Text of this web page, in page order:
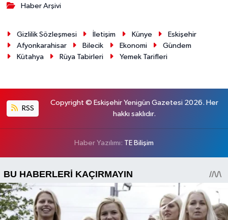
Haber Arşivi
Gizlilik Sözleşmesi İletişim Künye
Eskişehir
Afyonkarahisar
Bilecik Ekonomi
Gündem
Kütahya
Rüya Tabirleri Yemek Tarifleri
RSS
Copyright © Eskişehir Yenigün Gazetesi 2026. Her
hakkı saklıdır.
Haber Yazılımı: TE Bilişim